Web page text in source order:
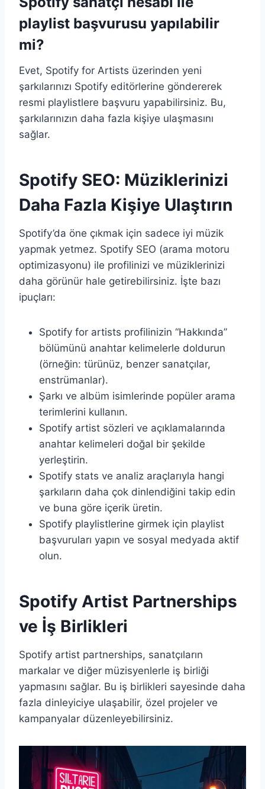
playlist başvurusu yapılabilir
mi?
Evet, Spotify for Artists üzerinden yeni
şarkılarınızı Spotify editörlerine göndererek
resmi playlistlere başvuru yapabilirsiniz. Bu,
şarkılarınızın daha fazla kişiye ulaşmasını
sağlar.
Spotify SEO: Müziklerinizi
Daha Fazla Kişiye Ulaştırın
Spotify’da öne çıkmak için sadece iyi müzik
yapmak yetmez. Spotify SEO (arama motoru
optimizasyonu) ile profilinizi ve müziklerinizi
daha görünür hale getirebilirsiniz. İşte bazı
ipuçları:
Spotify for artists profilinizin “Hakkında”
bölümünü anahtar kelimelerle doldurun
(örneğin: türünüz, benzer sanatçılar,
enstrümanlar).
Şarkı ve albüm isimlerinde popüler arama
terimlerini kullanın.
Spotify artist sözleri ve açıklamalarında
anahtar kelimeleri doğal bir şekilde
yerleştirin.
Spotify stats ve analiz araçlarıyla hangi
şarkıların daha çok dinlendiğini takip edin
ve buna göre içerik üretin.
Spotify playlistlerine girmek için playlist
başvuruları yapın ve sosyal medyada aktif
olun.
Spotify Artist Partnerships
ve İş Birlikleri
Spotify artist partnerships, sanatçıların
markalar ve diğer müzisyenlerle iş birliği
yapmasını sağlar. Bu iş birlikleri sayesinde daha
fazla dinleyiciye ulaşabilir, özel projeler ve
kampanyalar düzenleyebilirsiniz.